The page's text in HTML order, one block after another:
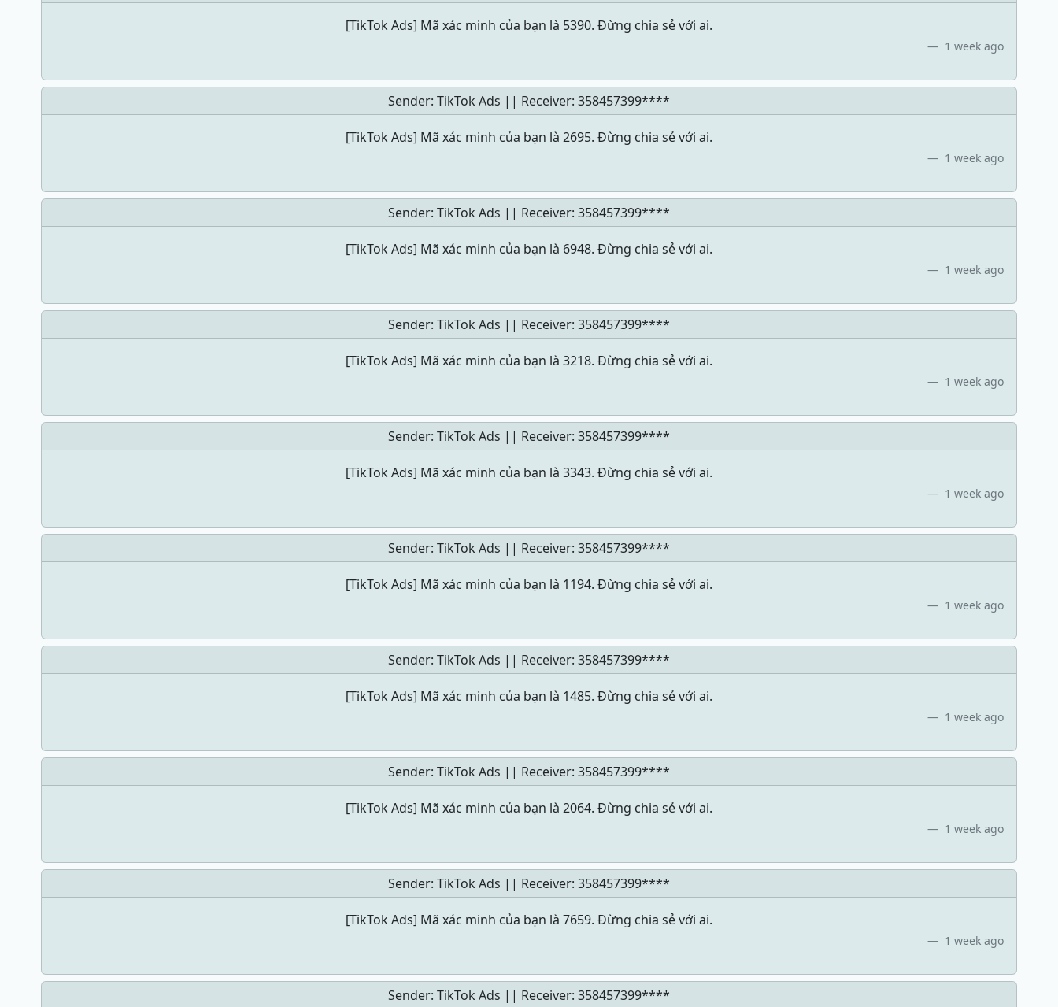
[TikTok Ads] Mã xác minh của bạn là 5390. Đừng chia sẻ với ai.
1 week ago
Sender: TikTok Ads || Receiver: 358457399****
[TikTok Ads] Mã xác minh của bạn là 2695. Đừng chia sẻ với ai.
1 week ago
Sender: TikTok Ads || Receiver: 358457399****
[TikTok Ads] Mã xác minh của bạn là 6948. Đừng chia sẻ với ai.
1 week ago
Sender: TikTok Ads || Receiver: 358457399****
[TikTok Ads] Mã xác minh của bạn là 3218. Đừng chia sẻ với ai.
1 week ago
Sender: TikTok Ads || Receiver: 358457399****
[TikTok Ads] Mã xác minh của bạn là 3343. Đừng chia sẻ với ai.
1 week ago
Sender: TikTok Ads || Receiver: 358457399****
[TikTok Ads] Mã xác minh của bạn là 1194. Đừng chia sẻ với ai.
1 week ago
Sender: TikTok Ads || Receiver: 358457399****
[TikTok Ads] Mã xác minh của bạn là 1485. Đừng chia sẻ với ai.
1 week ago
Sender: TikTok Ads || Receiver: 358457399****
[TikTok Ads] Mã xác minh của bạn là 2064. Đừng chia sẻ với ai.
1 week ago
Sender: TikTok Ads || Receiver: 358457399****
[TikTok Ads] Mã xác minh của bạn là 7659. Đừng chia sẻ với ai.
1 week ago
Sender: TikTok Ads || Receiver: 358457399****